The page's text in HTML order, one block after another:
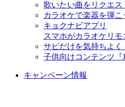
歌いたい曲をリクエス
カラオケで楽器を弾こ
キョクナビアプリ
スマホがカラオケリモ
サビだけを気持ちよく
子供向けコンテンツ『
キャンペーン情報